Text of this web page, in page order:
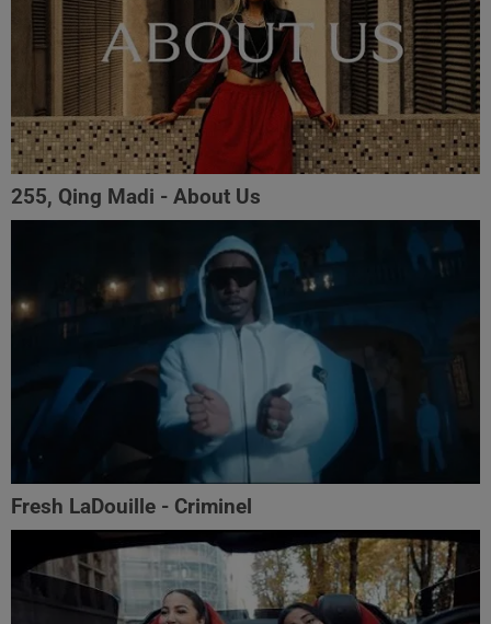
255, Qing Madi - About Us
Fresh LaDouille - Criminel